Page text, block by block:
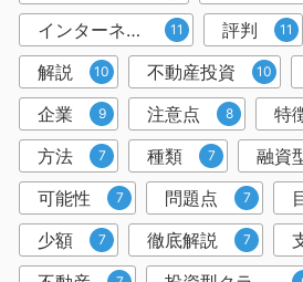
インターネット 11 評判 11
解説 10 不動産投資 10
企業 9 注意点 8 特
方法 7 種類 7
可能性 7 問題点 7
少額 7 徹底解説 7